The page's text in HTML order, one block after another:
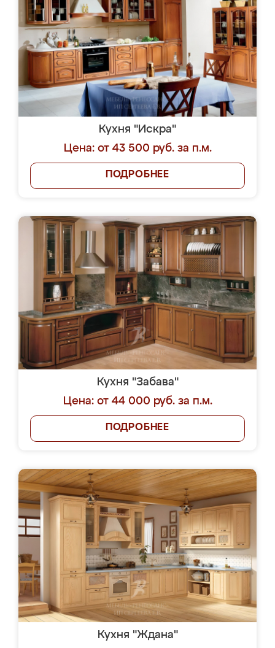
Кухня "Искра"
Цена: от 43 500 руб. за п.м.
ПОДРОБНЕЕ
Кухня "Забава"
Цена: от 44 000 руб. за п.м.
ПОДРОБНЕЕ
Кухня "Ждана"